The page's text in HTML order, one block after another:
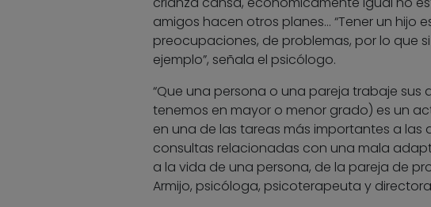
amigos hacen otros planes… “Tener un hijo
preocupaciones, de problemas, por lo que
ejemplo”, señala el psicólogo.
“Que una persona o una pareja trabaje
tenemos en mayor o menor grado) es un
en una de las tareas más importantes a las
consultas relacionadas con una mala
a la vida de una persona, de la pareja de
Armijo, psicóloga, psicoterapeuta y